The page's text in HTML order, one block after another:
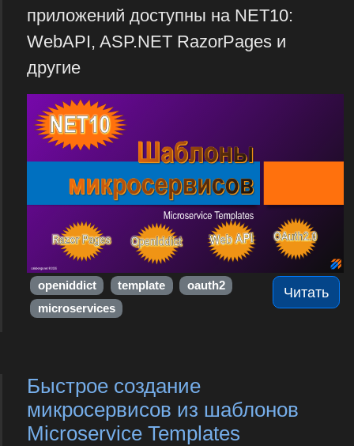
приложений доступны на NET10:
WebAPI, ASP.NET RazorPages и
другие
Читать
openiddict template
oauth2
microservices
Быстрое создание
микросервисов из шаблонов
Microservice Templates